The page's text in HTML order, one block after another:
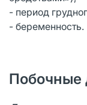
- период
- беременность.
Побочные